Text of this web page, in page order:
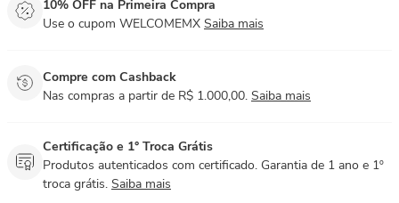
10% OFF na Primeira Compra
Use o cupom WELCOMEMX Saiba mais
Compre com Cashback
Nas compras a partir de R$ 1.000,00. Saiba mais
Certificação e 1° Troca Grátis
Produtos autenticados com certificado. Garantia de 1 ano e 1º
troca grátis. Saiba mais